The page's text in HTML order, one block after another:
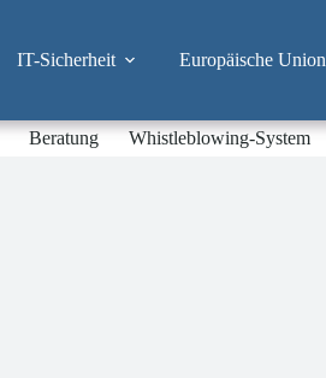
IT-Sicherheit Europäische Union
Beratung Whistleblowing-System